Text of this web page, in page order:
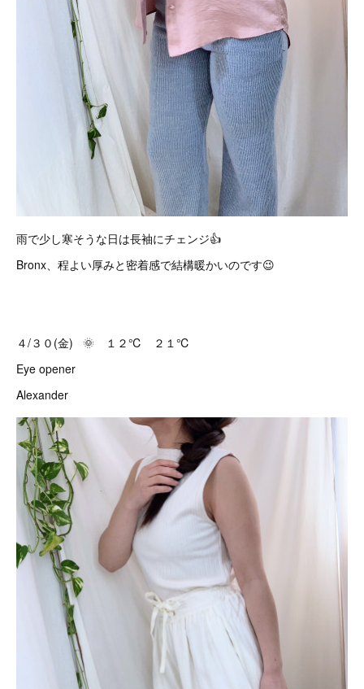
雨で少し寒そうな日は長袖にチェンジ👍
Bronx、程よい厚みと密着感で結構暖かいのです😉
４/３０(金) 🌞 １２℃ ２１℃
Eye opener
Alexander